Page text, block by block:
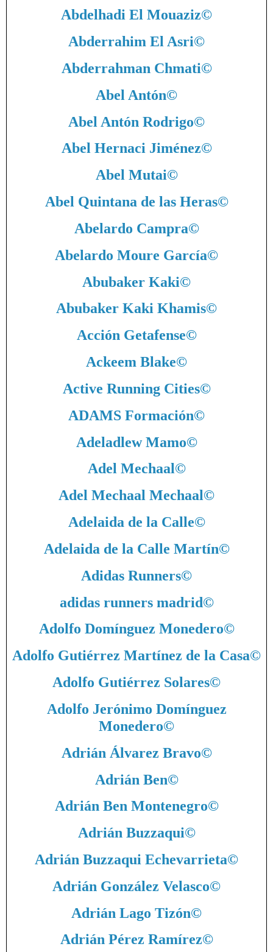
Abdelhadi El Mouaziz©
Abderrahim El Asri©
Abderrahman Chmati©
Abel Antón©
Abel Antón Rodrigo©
Abel Hernaci Jiménez©
Abel Mutai©
Abel Quintana de las Heras©
Abelardo Campra©
Abelardo Moure García©
Abubaker Kaki©
Abubaker Kaki Khamis©
Acción Getafense©
Ackeem Blake©
Active Running Cities©
ADAMS Formación©
Adeladlew Mamo©
Adel Mechaal©
Adel Mechaal Mechaal©
Adelaida de la Calle©
Adelaida de la Calle Martín©
Adidas Runners©
adidas runners madrid©
Adolfo Domínguez Monedero©
Adolfo Gutiérrez Martínez de la Casa©
Adolfo Gutiérrez Solares©
Adolfo Jerónimo Domínguez
Monedero©
Adrián Álvarez Bravo©
Adrián Ben©
Adrián Ben Montenegro©
Adrián Buzzaqui©
Adrián Buzzaqui Echevarrieta©
Adrián González Velasco©
Adrián Lago Tizón©
Adrián Pérez Ramírez©